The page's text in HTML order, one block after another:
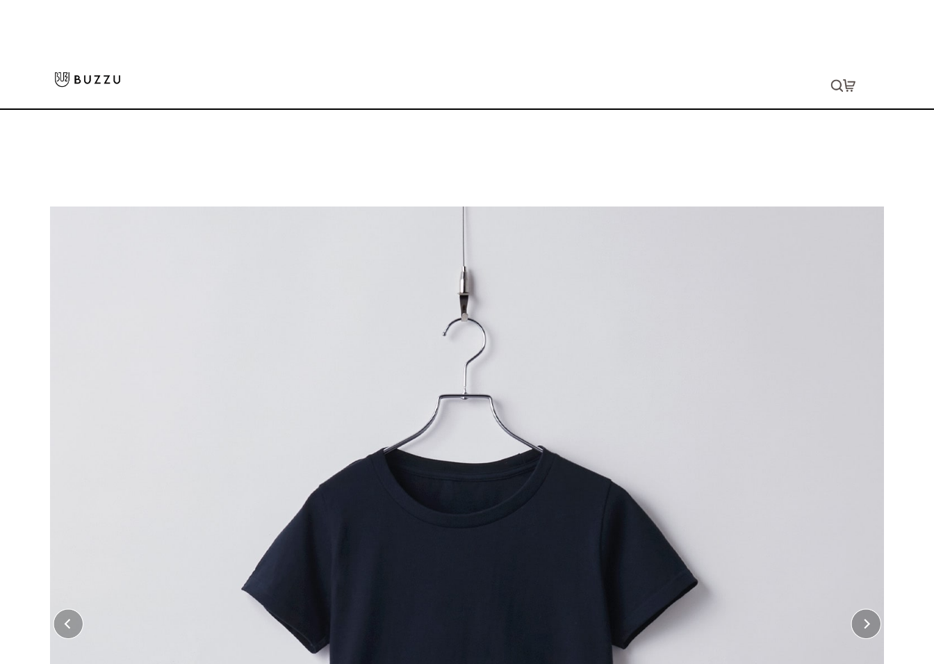
Tシャツ（半袖）
¥
プリントありで購入する
く、襟ぐりが広めに設計されています。
ほど良い生地の厚みと、左右両肩ラインから首後ろまでテープ処理を施すことで、型
崩れを防ぎ、高耐久性を実現します。スポーツの練習着や飲食店のユニフォームな
ど、洗濯機会の多いシーンで特に活躍。
※こちらは無地商品です。プリント加工は含まれておりません。
・ 左胸、右胸、襟下
横10cm×縦10cm
横5cm×縦5cm
・ 胸中央、背中中央
横22cm×縦28cm
・ 前裾